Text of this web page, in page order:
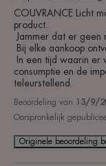
COUVRANCE Licht
product.
consumptie en de
teleurstellend.
Beoordeling van 13/9/
Oorspronkelijk
Originele beoordeling